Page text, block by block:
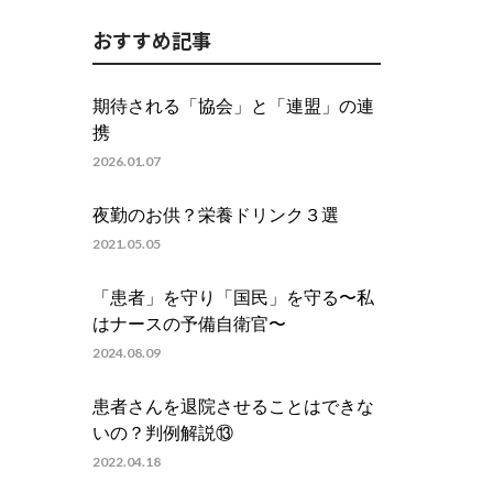
おすすめ記事
期待される「協会」と「連盟」の連
携
2026.01.07
夜勤のお供？栄養ドリンク３選
2021.05.05
「患者」を守り「国民」を守る〜私
はナースの予備自衛官〜
2024.08.09
患者さんを退院させることはできな
いの？判例解説⑬
2022.04.18